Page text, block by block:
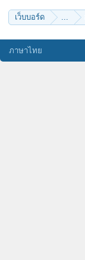
คนวิเชียร
mainoii
AiiFAR
kanpatsavee
นาครักธรรม
เว็บบอร์ด ...
ภาษาไทย